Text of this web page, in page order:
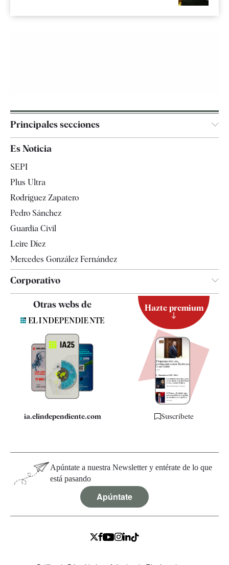
Principales secciones
España
Televisión
Es Noticia
SEPI
Plus Ultra
Rodríguez Zapatero
Pedro Sánchez
Guardia Civil
Leire Díez
Mercedes González Fernández
Corporativo
Contacto
Quiénes somos
Especificaciones
Otras webs de
ia.elindependiente.com
Hazte premium
Suscríbete
Apúntate a nuestra Newsletter y entérate de lo que
está pasando
Apúntate